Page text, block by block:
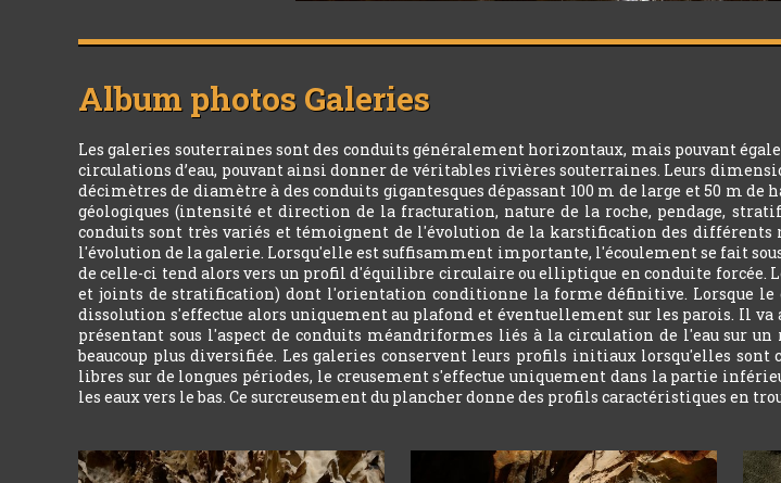
Album photos Galeries
Les galeries souterraines sont des conduits généralement horizontaux, mais pouvant
circulations d’eau, pouvant ainsi donner de véritables rivières souterraines. Leurs
décimètres de diamètre à des conduits gigantesques dépassant 100 m de large et 50 m
géologiques (intensité et direction de la fracturation, nature de la roche, pendage,
conduits sont très variés et témoignent de l'évolution de la karstification des différents
l'évolution de la galerie. Lorsqu'elle est suffisamment importante, l'écoulement se fait
de celle-ci tend alors vers un profil d'équilibre circulaire ou elliptique en conduite forcée.
et joints de stratification) dont l'orientation conditionne la forme définitive. Lorsque le
dissolution s'effectue alors uniquement au plafond et éventuellement sur les parois. Il va
présentant sous l'aspect de conduits méandriformes liés à la circulation de l'eau sur
beaucoup plus diversifiée. Les galeries conservent leurs profils initiaux lorsqu'elles sont
libres sur de longues périodes, le creusement s'effectue uniquement dans la partie
les eaux vers le bas. Ce surcreusement du plancher donne des profils caractéristiques en